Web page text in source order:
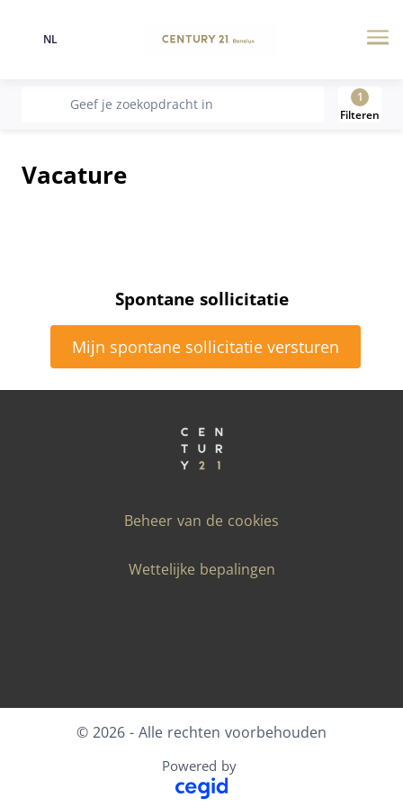
Taal
NL
recherche
Geef je zoekopdracht in
1
Filteren
Vacature
Spontane sollicitatie
Mijn spontane sollicitatie versturen
Beheer van de cookies
Wettelijke bepalingen
© 2026 - Alle rechten voorbehouden
Powered by